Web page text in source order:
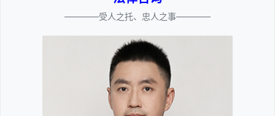
————受人之托、忠人之事————